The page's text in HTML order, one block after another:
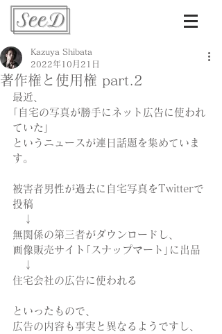
著作権と使用権 part.2
Kazuya Shibata
2022年10月21日
最近、
｢自宅の写真が勝手にネット広告に使われ
ていた｣
というニュースが連日話題を集めていま
す。
被害者男性が過去に自宅写真をTwitterで
投稿
↓
無関係の第三者がダウンロードし、
画像販売サイト｢スナップマート｣に出品
↓
住宅会社の広告に使われる
といったもので、
広告の内容も事実と異なるようですし、